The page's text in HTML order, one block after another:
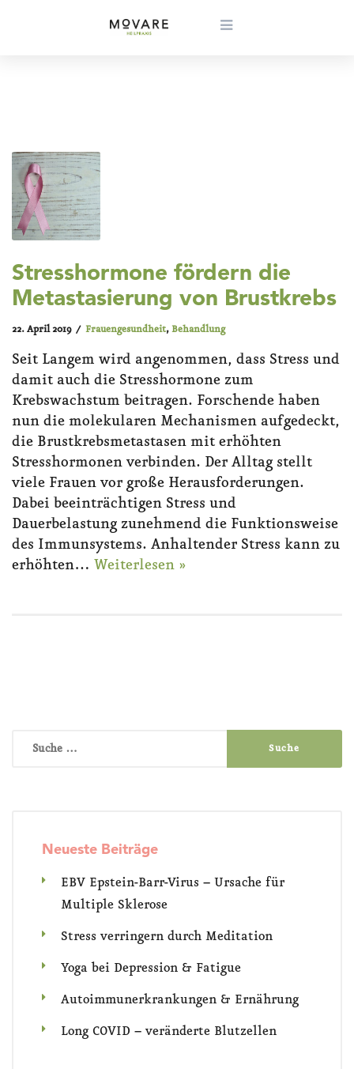
Stresshormone fördern die
Metastasierung von Brustkrebs
22. April 2019 Frauengesundheit, Behandlung
Seit Langem wird angenommen, dass Stress und
damit auch die Stresshormone zum
Krebswachstum beitragen. Forschende haben
nun die molekularen Mechanismen aufgedeckt,
die Brustkrebsmetastasen mit erhöhten
Stresshormonen verbinden. Der Alltag stellt
viele Frauen vor große Herausforderungen.
Dabei beeinträchtigen Stress und
Dauerbelastung zunehmend die Funktionsweise
des Immunsystems. Anhaltender Stress kann zu
erhöhten… Weiterlesen »
nach:
Neueste Beiträge
EBV Epstein-Barr-Virus – Ursache für
Multiple Sklerose
Stress verringern durch Meditation
Yoga bei Depression & Fatigue
Autoimmunerkrankungen & Ernährung
Long COVID – veränderte Blutzellen